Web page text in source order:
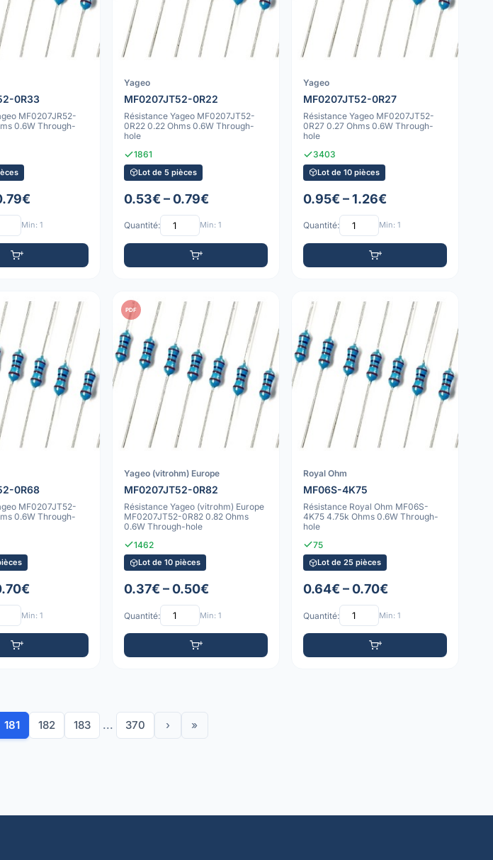
0R33
MF0207JR52-
0.6W Through-
Min: 1
Yageo
MF0207JT52-0R22
Résistance Yageo MF0207JT52-
0R22 0.22 Ohms 0.6W Through-
hole
1861
Lot de 5 pièces
0.53€ – 0.79€
Quantité: Min: 1
Yageo
MF0207JT52-0R27
Résistance Yageo MF0207JT52-
0R27 0.27 Ohms 0.6W Through-
hole
3403
Lot de 10 pièces
0.95€ – 1.26€
Quantité: Min: 1
0R68
MF0207JT52-
0.6W Through-
Min: 1
PDF
Yageo (vitrohm) Europe
MF0207JT52-0R82
Résistance Yageo (vitrohm) Europe
MF0207JT52-0R82 0.82 Ohms
0.6W Through-hole
1462
Lot de 10 pièces
0.37€ – 0.50€
Quantité: Min: 1
Royal Ohm
MF06S-4K75
Résistance Royal Ohm MF06S-
4K75 4.75k Ohms 0.6W Through-
hole
75
Lot de 25 pièces
0.64€ – 0.70€
Quantité: Min: 1
181 182 183 ... 370 › »